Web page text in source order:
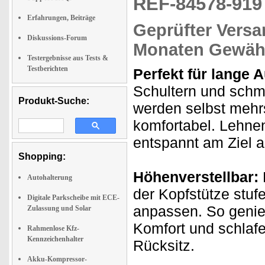
Erfahrungen, Beiträge
Diskussions-Forum
Testergebnisse aus Tests &
Testberichten
Produkt-Suche:
Shopping:
Autohalterung
Digitale Parkscheibe mit ECE-
Zulassung und Solar
Rahmenlose Kfz-
Kennzeichenhalter
Akku-Kompressor-
Geprüfter
Monaten
Perfekt für lange
Schultern und
werden selbst
komfortabel.
entspannt am Ziel
Höhenverstellbar:
der Kopfstütze
anpassen. So
Komfort und
Rücksitz.